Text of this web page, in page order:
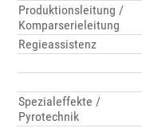
Produktionsleitung /
Komparserieleitung
Regieassistenz
Spezialeffekte /
Pyrotechnik